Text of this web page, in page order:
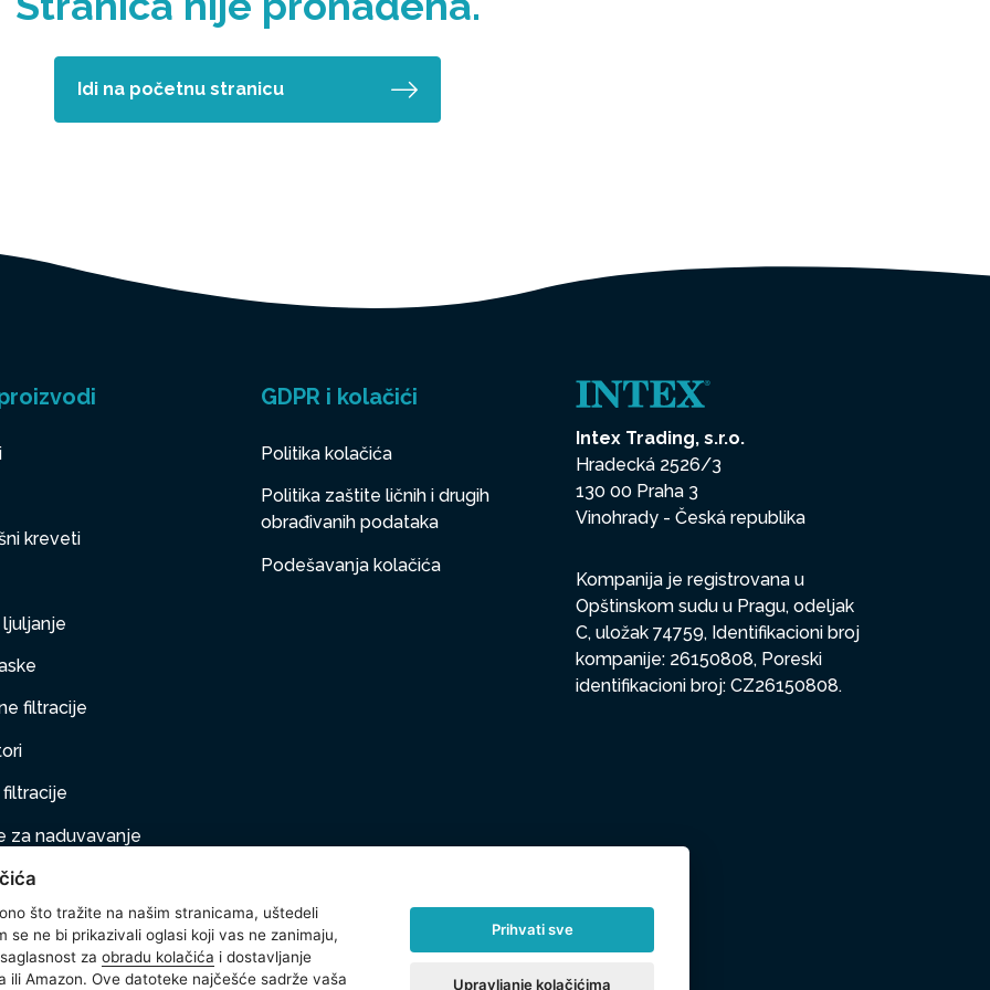
Idi na početnu stranicu
kreveti
filtracije
filtracije
za naduvavanje
na naduvavanje
oprema
GDPR i kolačići
Politika kolačića
Politika zaštite ličnih i drugih
obrađivanih podataka
Podešavanja kolačića
Intex Trading, s.r.o.
Hradecká 2526/3
130 00 Praha 3
Vinohrady - Česká republika
Kompanija je registrovana u
Opštinskom sudu u Pragu, odeljak
C, uložak 74759, Identifikacioni broj
kompanije: 26150808, Poreski
identifikacioni broj: CZ26150808.
što tražite na našim stranicama, uštedeli
se ne bi prikazivali oglasi koji vas ne zanimaju,
za obradu kolačića i dostavljanje
ili Amazon. Ove datoteke najčešće sadrže vaša
Prihvati sve
Upravljanje kolačićima